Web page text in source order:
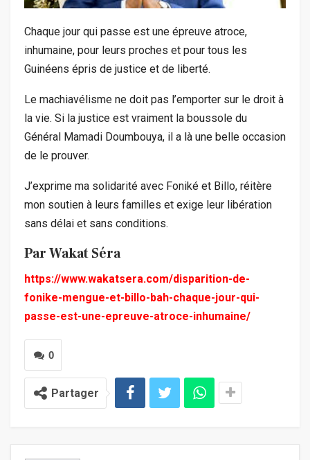
Chaque jour qui passe est une épreuve atroce,
inhumaine, pour leurs proches et pour tous les
Guinéens épris de justice et de liberté.
Le machiavélisme ne doit pas l’emporter sur le droit à
la vie. Si la justice est vraiment la boussole du
Général Mamadi Doumbouya, il a là une belle occasion
de le prouver.
J’exprime ma solidarité avec Foniké et Billo, réitère
mon soutien à leurs familles et exige leur libération
sans délai et sans conditions.
Par Wakat Séra
https://www.wakatsera.com/disparition-de-
fonike-mengue-et-billo-bah-chaque-jour-qui-
passe-est-une-epreuve-atroce-inhumaine/
0
Partager